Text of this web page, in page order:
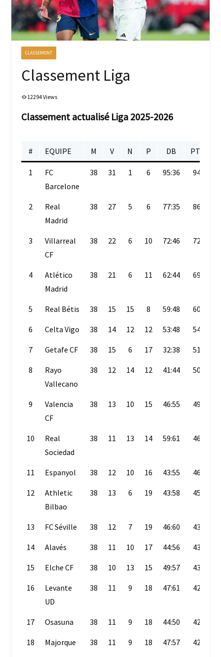
CLASSEMENT
Classement Liga
12294 Views
Classement actualisé Liga 2025-2026
# EQUIPE M V N P DB PTS
1
FC
Barcelone
38 31 1 6 95:36 94
2
Real
Madrid
38 27 5 6 77:35 86
3
Villarreal
CF
38 22 6 10 72:46 72
4
Atlético
Madrid
38 21 6 11 62:44 69
5 Real Bétis 38 15 15 8 59:48 60
6 Celta Vigo 38 14 12 12 53:48 54
7 Getafe CF 38 15 6 17 32:38 51
8
Rayo
Vallecano
38 12 14 12 41:44 50
9
Valencia
CF
38 13 10 15 46:55 49
10
Real
Sociedad
38 11 13 14 59:61 46
11 Espanyol 38 12 10 16 43:55 46
12
Athletic
Bilbao
38 13 6 19 43:58 45
13 FC Séville 38 12 7 19 46:60 43
14 Alavés 38 11 10 17 44:56 43
15 Elche CF 38 10 13 15 49:57 43
16
Levante
UD
38 11 9 18 47:61 42
17 Osasuna 38 11 9 18 44:50 42
18 Majorque 38 11 9 18 47:57 42